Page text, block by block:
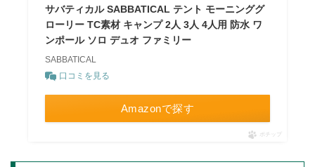
サバティカル SABBATICAL テント モーニンググ
ローリー TC素材 キャンプ 2人 3人 4人用 防水 ワ
ンポール ソロ デュオ ファミリー
SABBATICAL
口コミを見る
Amazonで探す
ポチップ